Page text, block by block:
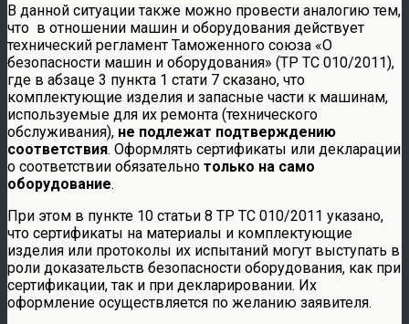
В данной ситуации также можно провести аналогию тем,
что в отношении машин и оборудования действует
технический регламент Таможенного союза «О
безопасности машин и оборудования» (ТР ТС 010/2011),
где в абзаце 3 пункта 1 стати 7 сказано, что
комплектующие изделия и запасные части к машинам,
используемые для их ремонта (технического
обслуживания), не подлежат подтверждению
соответствия. Оформлять сертификаты или декларации
о соответствии обязательно только на само
оборудование.
При этом в пункте 10 статьи 8 ТР ТС 010/2011 указано,
что сертификаты на материалы и комплектующие
изделия или протоколы их испытаний могут выступать в
роли доказательств безопасности оборудования, как при
сертификации, так и при декларировании. Их
оформление осуществляется по желанию заявителя.